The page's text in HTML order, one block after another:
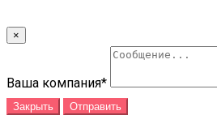
×
Ваша компания*
Закрыть Отправить